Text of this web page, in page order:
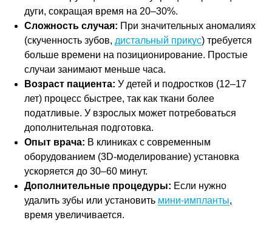
дуги, сокращая время на 20–30%.
Сложность случая: При значительных аномалиях
(скученность зубов, дистальный прикус) требуется
больше времени на позиционирование. Простые
случаи занимают меньше часа.
Возраст пациента: У детей и подростков (12–17
лет) процесс быстрее, так как ткани более
податливые. У взрослых может потребоваться
дополнительная подготовка.
Опыт врача: В клиниках с современным
оборудованием (3D-моделирование) установка
ускоряется до 30–60 минут.
Дополнительные процедуры: Если нужно
удалить зубы или установить мини-импланты,
время увеличивается.